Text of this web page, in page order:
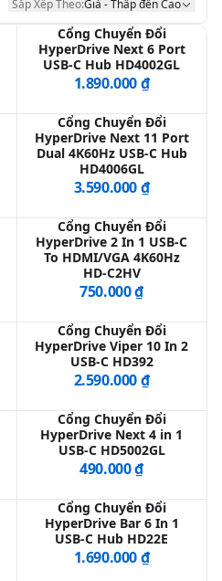
Sắp Xếp Theo:Giá - Thấp đến Cao
Cổng Chuyển Đổi
HyperDrive Next 6 Port
USB-C Hub HD4002GL
1.890.000 ₫
Cổng Chuyển Đổi
HyperDrive Next 11 Port
Dual 4K60Hz USB-C Hub
HD4006GL
3.590.000 ₫
Cổng Chuyển Đổi
HyperDrive 2 In 1 USB-C
To HDMI/VGA 4K60Hz
HD-C2HV
750.000 ₫
Cổng Chuyển Đổi
HyperDrive Viper 10 In 2
USB-C HD392
2.590.000 ₫
Cổng Chuyển Đổi
HyperDrive Next 4 in 1
USB-C HD5002GL
490.000 ₫
Cổng Chuyển Đổi
HyperDrive Bar 6 In 1
USB-C Hub HD22E
1.690.000 ₫